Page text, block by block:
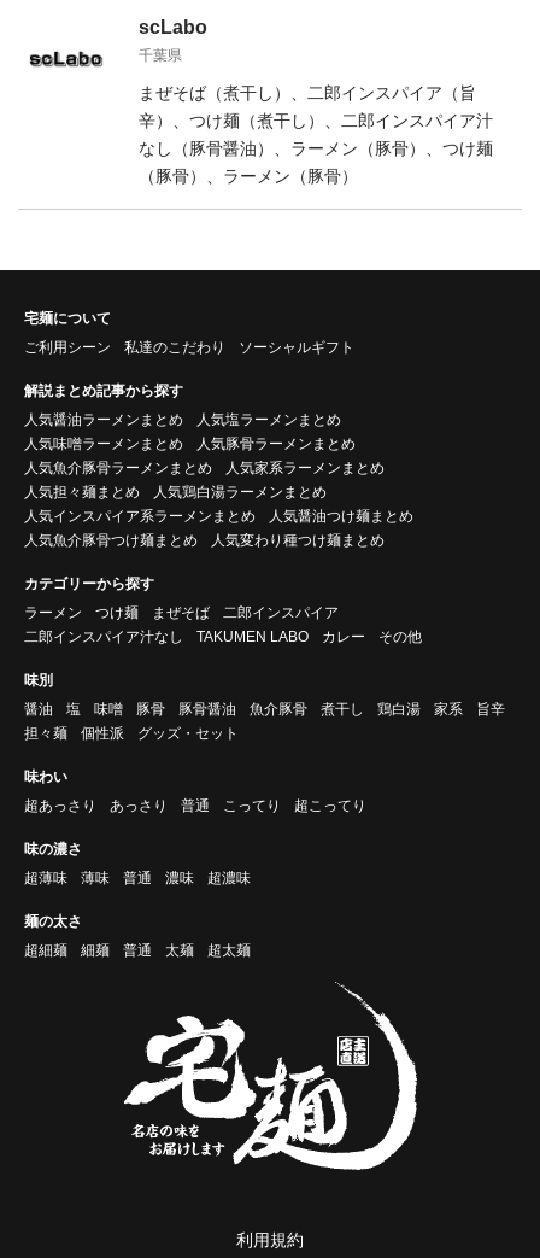
scLabo
千葉県
まぜそば（煮干し）、二郎インスパイア（旨
辛）、つけ麺（煮干し）、二郎インスパイア汁
なし（豚骨醤油）、ラーメン（豚骨）、つけ麺
（豚骨）、ラーメン（豚骨）
宅麺について
ご利用シーン
私達のこだわり ソーシャルギフト
解説まとめ記事から探す
人気醤油ラーメンまとめ
人気塩ラーメンまとめ
人気味噌ラーメンまとめ
人気豚骨ラーメンまとめ
人気魚介豚骨ラーメンまとめ
人気家系ラーメンまとめ
人気担々麺まとめ
人気鶏白湯ラーメンまとめ
人気インスパイア系ラーメンまとめ
人気醤油つけ麺まとめ
人気魚介豚骨つけ麺まとめ
人気変わり種つけ麺まとめ
カテゴリーから探す
ラーメン
つけ麺 まぜそば
二郎インスパイア
二郎インスパイア汁なし
TAKUMEN LABO カレー その他
味別
醤油
塩 味噌 豚骨 豚骨醤油 魚介豚骨 煮干し 鶏白湯 家系
旨辛
担々麺
個性派 グッズ・セット
味わい
超あっさり
あっさり 普通 こってり 超こってり
味の濃さ
超薄味
薄味 普通 濃味 超濃味
麺の太さ
超細麺
細麺 普通 太麺 超太麺
利用規約